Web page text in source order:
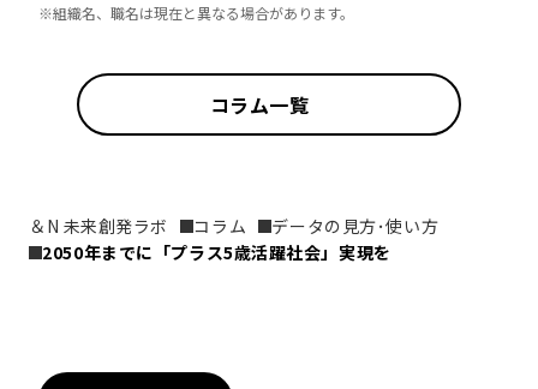
※組織名、職名は現在と異なる場合があります。
コラム一覧
＆N 未来創発ラボ コラム
データの見方･使い方
2050年までに「プラス5歳活躍社会」実現を